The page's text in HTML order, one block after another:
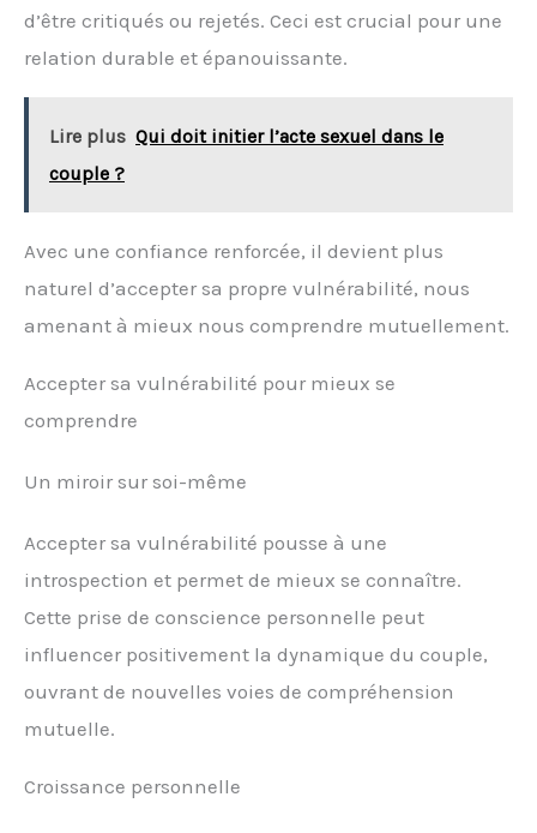
d’être critiqués ou rejetés. Ceci est crucial pour une
relation durable et épanouissante.
Lire plus Qui doit initier l’acte sexuel dans le
couple ?
Avec une confiance renforcée, il devient plus
naturel d’accepter sa propre vulnérabilité, nous
amenant à mieux nous comprendre mutuellement.
Accepter sa vulnérabilité pour mieux se
comprendre
Un miroir sur soi-même
Accepter sa vulnérabilité pousse à une
introspection et permet de mieux se connaître.
Cette prise de conscience personnelle peut
influencer positivement la dynamique du couple,
ouvrant de nouvelles voies de compréhension
mutuelle.
Croissance personnelle